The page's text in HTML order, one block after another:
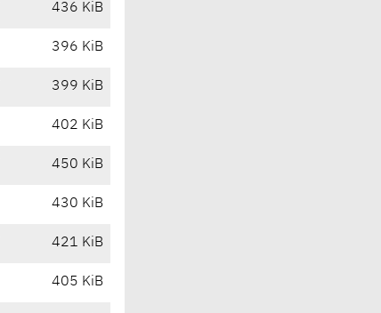
436 KiB
396 KiB
399 KiB
402 KiB
450 KiB
430 KiB
421 KiB
405 KiB